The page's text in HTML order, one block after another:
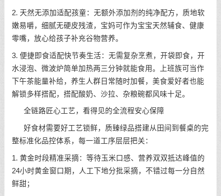
2. 天然无添加适配孩童：无额外添加剂的纯净配方，质地软
嫩易嚼，细腻无硬皮残渣，宝妈可作为宝宝天然辅食、健康
零嘴，放心给孩子补充谷物营养。
3. 便捷即食适配快节奏生活：无需复杂烹煮，开袋即食，开
水浸泡、微波炉简单加热两三分钟就能食用。上班族可当作
下午茶能量补给，养生人群日常随时加餐，美食爱好者也能
解锁多样搭配，搭配酸奶、沙拉、杂粮碗都风味十足。
全链路匠心工艺，看得见的全流程安心保障
好食材需要好工艺锁鲜，质臻绿品搭建从田间到餐桌的完
整标准化品控体系，每一道工序层层把关：
1. 黄金时段精准采摘：等待玉米口感、营养双双抵达峰值的
24小时黄金窗口期，人工下地分批采摘，不错过每一分自然
鲜甜；